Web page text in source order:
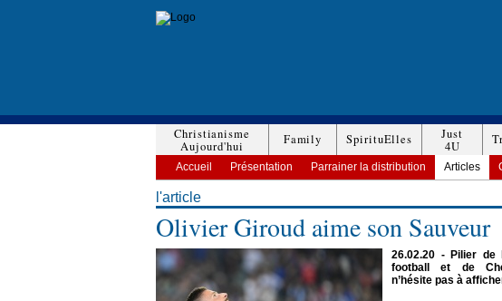
Christianisme
Aujourd'hui
Family SpirituElles
Just
4U
Accueil Présentation Parrainer la distribution Articles
l'article
Olivier Giroud aime son Sauveur
26.02.20 - Pilier de
football et de
n’hésite pas à